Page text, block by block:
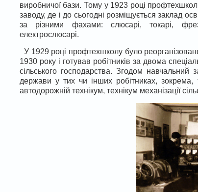
виробничої бази. Тому у 1923 році
заводу, де і до сьогодні розміщується заклад
за різними фахами: слюсарі, токарі,
електрослюсарі.
У 1929 році профтехшколу було
1930 року і готував робітників за двома
сільського господарства. Згодом
держави у тих чи інших робітниках, зокрема,
автодорожній технікум, технікум механізації